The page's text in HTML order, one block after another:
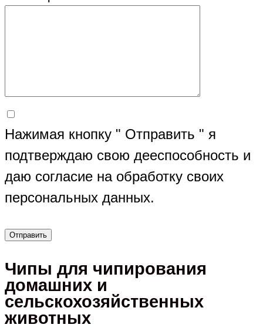
Нажимая кнопку " Отправить " я
подтверждаю свою дееспособность и
даю согласие на обработку своих
персональных данных.
Чипы для чипирования
домашних и
сельскохозяйственных
животных